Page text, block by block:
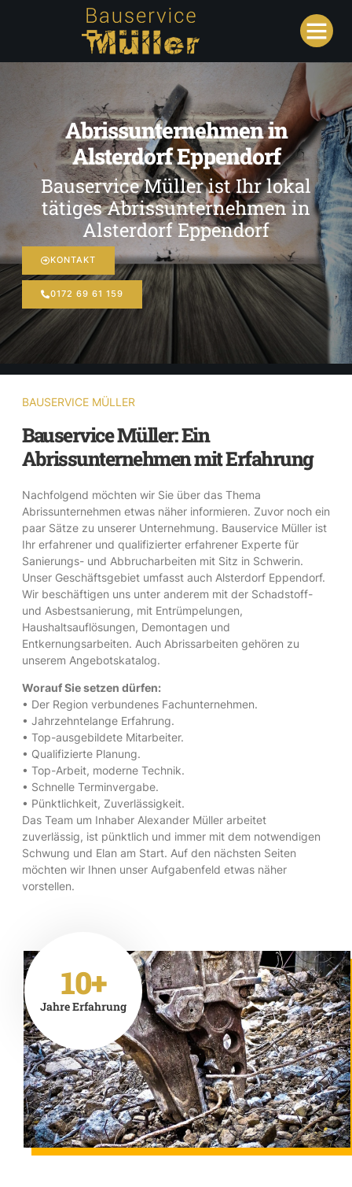
Abrissunternehmen in
Alsterdorf Eppendorf
Bauservice Müller ist Ihr lokal
tätiges Abrissunternehmen in
Alsterdorf Eppendorf
KONTAKT
0172 69 61 159
BAUSERVICE MÜLLER
Bauservice Müller: Ein
Abrissunternehmen mit Erfahrung
Nachfolgend möchten wir Sie über das Thema
Abrissunternehmen etwas näher informieren. Zuvor noch ein
paar Sätze zu unserer Unternehmung. Bauservice Müller ist
Ihr erfahrener und qualifizierter erfahrener Experte für
Sanierungs- und Abbrucharbeiten mit Sitz in Schwerin.
Unser Geschäftsgebiet umfasst auch Alsterdorf Eppendorf.
Wir beschäftigen uns unter anderem mit der Schadstoff-
und Asbestsanierung, mit Entrümpelungen,
Haushaltsauflösungen, Demontagen und
Entkernungsarbeiten. Auch Abrissarbeiten gehören zu
unserem Angebotskatalog.
Worauf Sie setzen dürfen:
• Der Region verbundenes Fachunternehmen.
• Jahrzehntelange Erfahrung.
• Top-ausgebildete Mitarbeiter.
• Qualifizierte Planung.
• Top-Arbeit, moderne Technik.
• Schnelle Terminvergabe.
• Pünktlichkeit, Zuverlässigkeit.
Das Team um Inhaber Alexander Müller arbeitet
zuverlässig, ist pünktlich und immer mit dem notwendigen
Schwung und Elan am Start. Auf den nächsten Seiten
möchten wir Ihnen unser Aufgabenfeld etwas näher
vorstellen.
10+
Jahre Erfahrung